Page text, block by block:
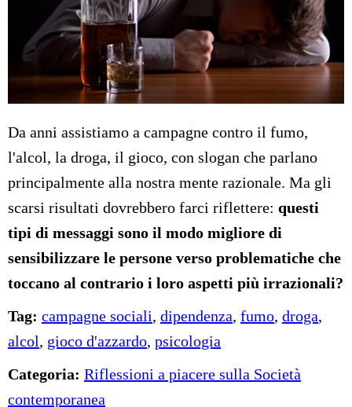
Da anni assistiamo a campagne contro il fumo,
l'alcol, la droga, il gioco, con slogan che parlano
principalmente alla nostra mente razionale. Ma gli
scarsi risultati dovrebbero farci riflettere: questi
tipi di messaggi sono il modo migliore di
sensibilizzare le persone verso problematiche che
toccano al contrario i loro aspetti più irrazionali?
Tag: campagne sociali, dipendenza, fumo, droga,
alcol, gioco d'azzardo, psicologia
Categoria: Riflessioni a piacere sulla Società
contemporanea